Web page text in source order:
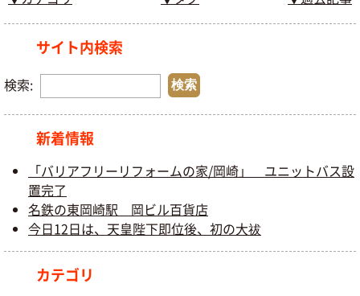
サイト内検索
検索:
新着情報
「バリアフリーリフォームの家/岡崎」 ユニットバス設
置完了
名鉄の東岡崎駅 岡ビル百貨店
今日12日は、天皇陛下即位後、初の大祓
カテゴリ